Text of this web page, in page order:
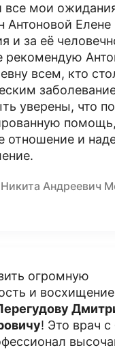
все мои
Антоновой
и за её
рекомендую
всем, кто
уверены, что
помощь,
отношение и
Андреевич
огромную
и
! Это врач